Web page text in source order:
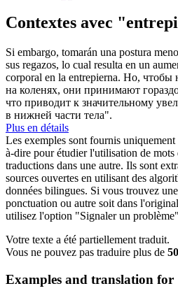
Contextes avec
Si embargo, tomarán una postura
sus regazos, lo cual resulta en un
corporal en la entrepierna. Но, чтобы
на коленях, они принимают
что приводит к значительному
в нижней части тела".
Plus en détails
Les exemples sont fournis
à-dire pour étudier l'utilisation de mots
traductions dans une autre. Ils sont
sources ouvertes en utilisant des
données bilingues. Si vous trouvez
ponctuation ou autre soit dans
utilisez l'option "Signaler un
Votre texte a été partiellement traduit.
Vous ne pouvez pas traduire plus de
Examples and translation for